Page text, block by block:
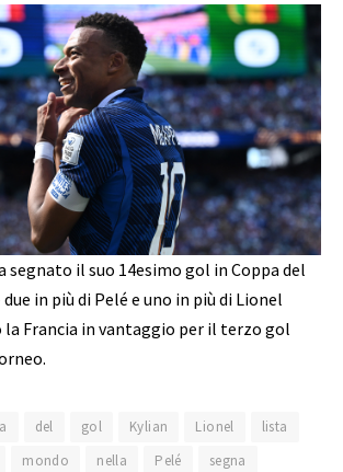
segnato il suo 14esimo gol in Coppa del
in più di Pelé e uno in più di Lionel
la Francia in vantaggio per il terzo gol
del gol Kylian Lionel
lista
mondo nella Pelé
segna